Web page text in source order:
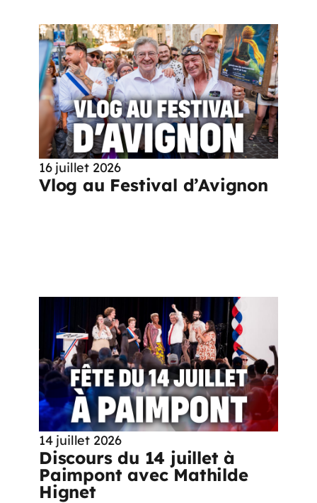
16 juillet 2026
Vlog au Festival d’Avignon
14 juillet 2026
Discours du 14 juillet à
Paimpont avec Mathilde
Hignet